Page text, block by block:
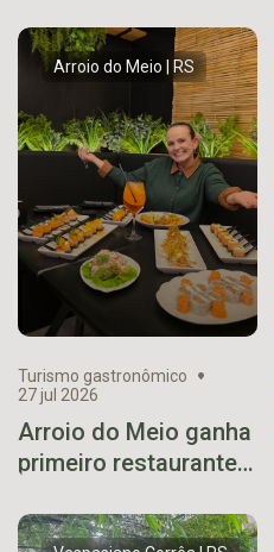
negócios e seminário
para o trade turístico
Arroio do Meio | RS
Turismo gastronômico
27 jul 2026
Arroio do Meio ganha
primeiro restaurante
sushi